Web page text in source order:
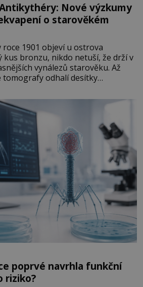
Nové výzkumy
o starověkém
1901 objeví u ostrova
kus bronzu, nikdo netuší, že drží v
vynálezů starověku. Až
odhalí desítky
za nejstarší známý
světě. Přesto ani po více než sto
poprvé navrhla funkční
riziko?